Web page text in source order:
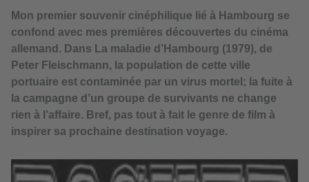
Mon premier souvenir cinéphilique lié à Hambourg se
confond avec mes premières découvertes du cinéma
allemand. Dans La maladie d’Hambourg (1979), de
Peter Fleischmann, la population de cette ville
portuaire est contaminée par un virus mortel; la fuite à
la campagne d’un groupe de survivants ne change
rien à l’affaire. Bref, pas tout à fait le genre de film à
inspirer sa prochaine destination voyage.